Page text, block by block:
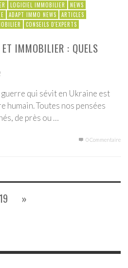
LOGICIEL IMMOBILIER
NEWS
ADAPT IMMO NEWS
ARTICLES
CONSEILS D'EXPERTS
ET IMMOBILIER : QUELS
qui sévit en Ukraine est
humain. Toutes nos pensées
de près ou …
0 Commentaire
19 »